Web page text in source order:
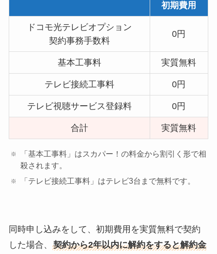
初期費用
ドコモ光テレビオプション
契約事務手数料
0円
基本工事料 実質無料
テレビ接続工事料 0円
テレビ視聴サービス登録料 0円
合計 実質無料
「基本工事料」はスカパー！の料金から割引く形で相
殺されます。
「テレビ接続工事料」はテレビ3台まで無料です。
同時申し込みをして、初期費用を実質無料で契約
した場合、 契約から2年以内に解約をすると解約金